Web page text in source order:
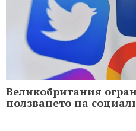
Великобритания
ползването на